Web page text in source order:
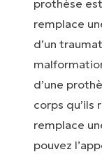
prothèse
remplace
d’un
d’une
corps qu’ils
remplace
pouvez